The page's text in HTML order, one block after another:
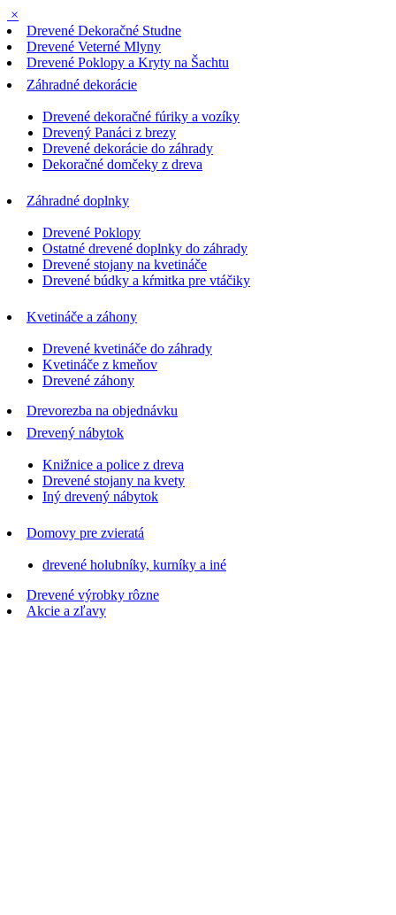
×
Drevené Dekoračné Studne
Drevené Veterné Mlyny
Drevené Poklopy a Kryty na Šachtu
Záhradné dekorácie
Drevené dekoračné fúriky a vozíky
Drevený Panáci z brezy
Drevené dekorácie do záhrady
Dekoračné domčeky z dreva
Záhradné doplnky
Drevené Poklopy
Ostatné drevené doplnky do záhrady
Drevené stojany na kvetináče
Drevené búdky a kŕmitka pre vtáčiky
Kvetináče a záhony
Drevené kvetináče do záhrady
Kvetináče z kmeňov
Drevené záhony
Drevorezba na objednávku
Drevený nábytok
Knižnice a police z dreva
Drevené stojany na kvety
Iný drevený nábytok
Domovy pre zvieratá
drevené holubníky, kurníky a iné
Drevené výrobky rôzne
Akcie a zľavy